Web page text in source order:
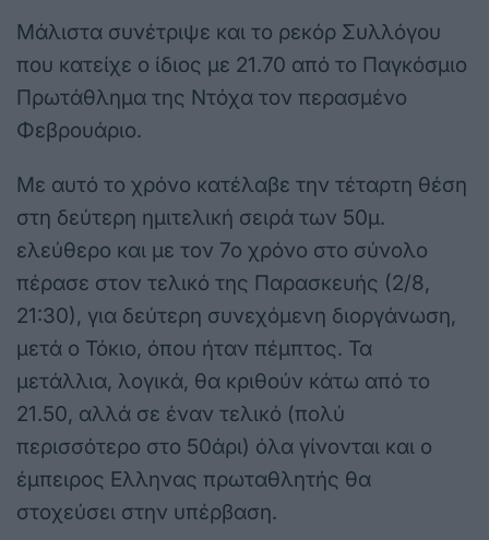
Μάλιστα συνέτριψε και το ρεκόρ Συλλόγου
που κατείχε ο ίδιος με 21.70 από το Παγκόσμιο
Πρωτάθλημα της Ντόχα τον περασμένο
Φεβρουάριο.
Με αυτό το χρόνο κατέλαβε την τέταρτη θέση
στη δεύτερη ημιτελική σειρά των 50μ.
ελεύθερο και με τον 7ο χρόνο στο σύνολο
πέρασε στον τελικό της Παρασκευής (2/8,
21:30), για δεύτερη συνεχόμενη διοργάνωση,
μετά ο Τόκιο, όπου ήταν πέμπτος. Τα
μετάλλια, λογικά, θα κριθούν κάτω από το
21.50, αλλά σε έναν τελικό (πολύ
περισσότερο στο 50άρι) όλα γίνονται και ο
έμπειρος Ελληνας πρωταθλητής θα
στοχεύσει στην υπέρβαση.